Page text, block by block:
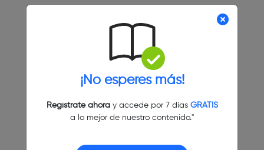
¡No esperes más!
Regístrate ahoray accede por 7 días GRATIS
a lo mejor de nuestro contenido."